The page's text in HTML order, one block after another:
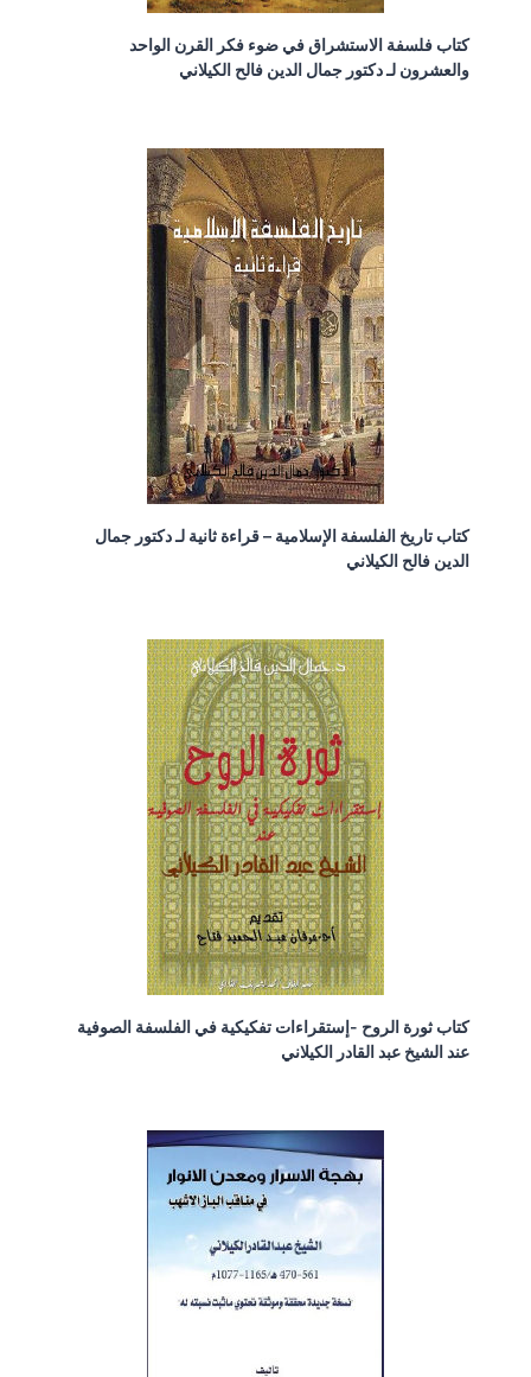
كتاب فلسفة الاستشراق في ضوء فكر القرن الواحد
والعشرون لـ دكتور جمال الدين فالح الكيلاني
كتاب تاريخ الفلسفة الإسلامية – قراءة ثانية لـ دكتور جمال
الدين فالح الكيلاني
كتاب ثورة الروح -إستقراءات تفكيكية في الفلسفة الصوفية
عند الشيخ عبد القادر الكيلاني